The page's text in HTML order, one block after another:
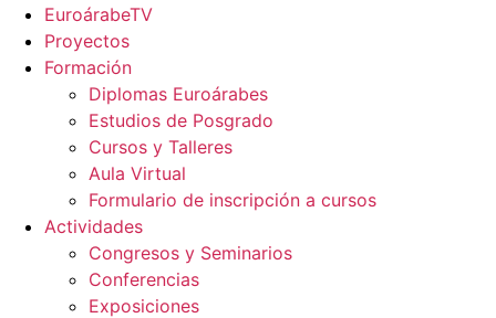
EuroárabeTV
Proyectos
Formación
Diplomas Euroárabes
Estudios de Posgrado
Cursos y Talleres
Aula Virtual
Formulario de inscripción a cursos
Actividades
Congresos y Seminarios
Conferencias
Exposiciones